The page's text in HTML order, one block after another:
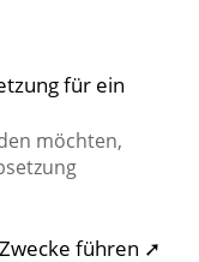
für ein
möchten,
führen ➚